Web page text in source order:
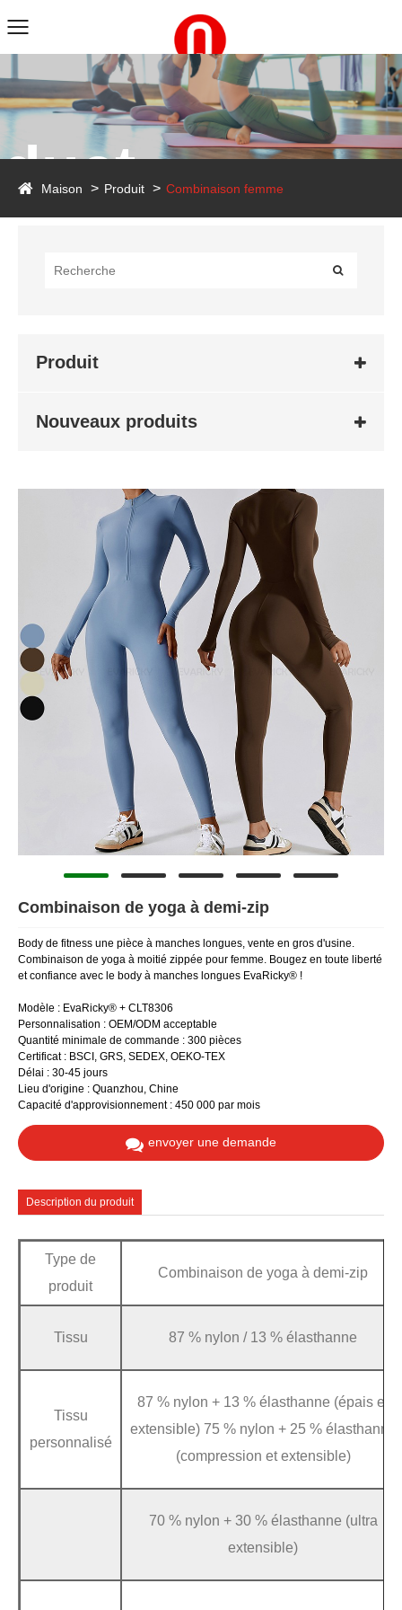
Maison Produit Combinaison femme
Produit
Nouveaux produits
Combinaison de yoga à demi-zip
Body de fitness une pièce à manches longues, vente en gros d'usine.
Combinaison de yoga à moitié zippée pour femme. Bougez en toute liberté
et confiance avec le body à manches longues EvaRicky® !
Modèle : EvaRicky® + CLT8306
Personnalisation : OEM/ODM acceptable
Quantité minimale de commande : 300 pièces
Certificat : BSCI, GRS, SEDEX, OEKO-TEX
Délai : 30-45 jours
Lieu d'origine : Quanzhou, Chine
Capacité d'approvisionnement : 450 000 par mois
envoyer une demande
Description du produit
Type de
produit
Combinaison de yoga à demi-zip
Tissu 87 % nylon / 13 % élasthanne
Tissu
personnalisé
87 % nylon + 13 % élasthanne (épais et
extensible) 75 % nylon + 25 % élasthanne
(compression et extensible)
70 % nylon + 30 % élasthanne (ultra
extensible)